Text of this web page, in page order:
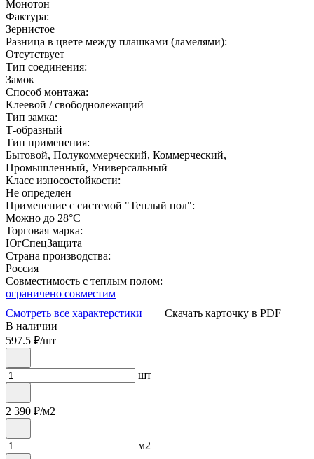
Монотон
Фактура:
Зернистое
Разница в цвете между плашками (ламелями):
Отсутствует
Тип соединения:
Замок
Способ монтажа:
Клеевой / свободнолежащий
Тип замка:
Т-образный
Тип применения:
Бытовой, Полукоммерческий, Коммерческий,
Промышленный, Универсальный
Класс износостойкости:
Не определен
Применение с системой "Теплый пол":
Можно до 28°С
Торговая марка:
ЮгСпецЗащита
Страна производства:
Россия
Совместимость с теплым полом:
ограничено совместим
Смотреть все характерстики
Скачать карточку в PDF
В наличии
597.5 ₽/шт
шт
2 390 ₽/м2
м2